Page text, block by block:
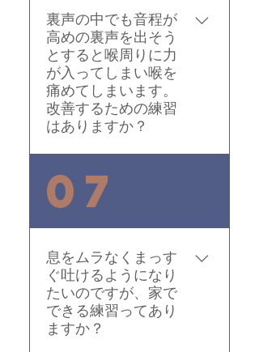
ートを試してみて自分の
声に合ったのを取り入れ
てみてください。
せる、惹きつける魅力の
ある歌唱、表現力とは、
又、違うものです。で
も、吉田美和さんみたい
に、両方備えているアー
ティストもいますよね。
自分が何処に行きたいの
が、型破りのボーカリス
トが減っているのは、事
実かと、、
裏声の中でも音程が
高めの裏声を出そう
とすると喉周りに力
が入ってしまい喉を
痛めてしまいます。
改善するための練習
はありますか？
うにして下さい。 息を沢
山出さずに、響きだけで
出して下さい。鼻をつま
んで、丹田入れて練習す
るのも良いですよ。
07
息をムラなくまっす
ぐ吐けるようになり
たいのですが、家で
できる練習ってあり
ますか？